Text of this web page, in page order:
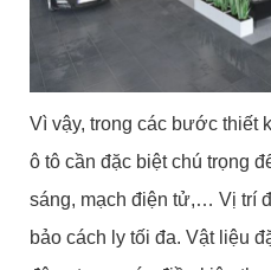
Vì vậy, trong các bước thiết
ô tô cần đặc biệt chú trọng
sáng, mạch điện tử,… Vị trí
bảo cách ly tối đa. Vật liệu